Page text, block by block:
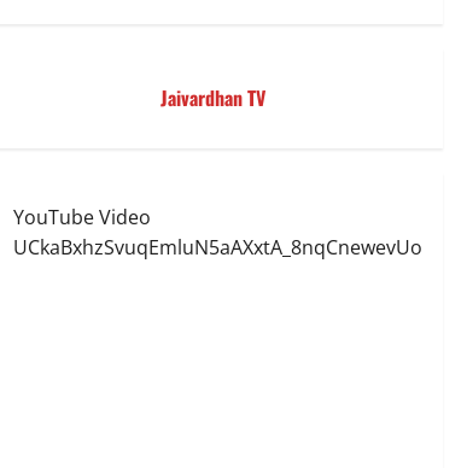
Jaivardhan TV
YouTube Video
UCkaBxhzSvuqEmluN5aAXxtA_8nqCnewevUo